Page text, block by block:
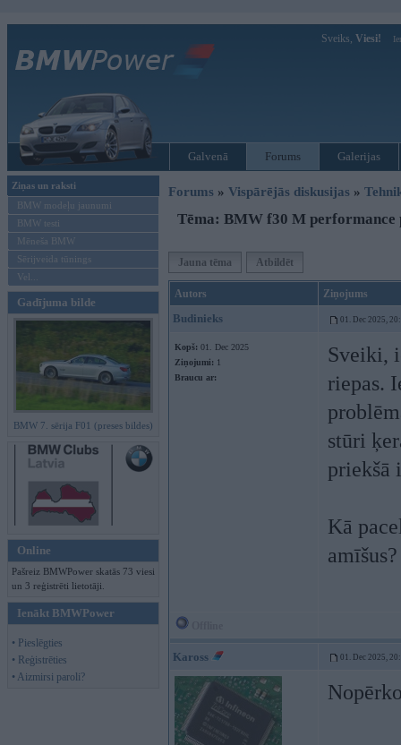
Sveiks, Viesi!
Galvenā Forums Galerijas
Ziņas un raksti
BMW modeļu jaunumi
BMW testi
Mēneša BMW
Sērijveida tūnings
Vel...
Gadījuma bilde
BMW 7. sērija F01 (preses bildes)
Online
Pašreiz BMWPower skatās 73 viesi
un 3 reģistrēti lietotāji.
Ienākt BMWPower
• Pieslēgties
• Reģistrēties
• Aizmirsi paroli?
Forums » Vispārējās diskusijas »
Tēma: BMW f30 M performance
Jauna tēma Atbildēt
Autors Ziņojums
Budinieks 01. Dec 2025,
Kopš: 01. Dec 2025
Ziņojumi: 1
Braucu ar:
Sveiki,
riepas.
stūri
priekšā
Kā
amīšus?
Kaross 01. Dec 2025,